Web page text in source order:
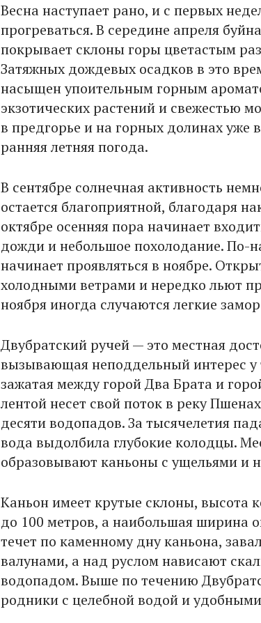
Весна наступает рано, и с первых
прогреваться. В середине апреля
покрывает склоны горы цветастым
Затяжных дождевых осадков в это
насыщен упоительным горным
экзотических растений и свежестью
в предгорье и на горных долинах уже
ранняя летняя погода.
В сентябре солнечная активность
остается благоприятной, благодаря
октябре осенняя пора начинает
дожди и небольшое похолодание. По-
начинает проявляться в ноябре.
холодными ветрами и нередко льют
ноября иногда случаются легкие
Двубратский ручей — это местная
вызывающая неподдельный интерес у
зажатая между горой Два Брата и
лентой несет свой поток в реку
десяти водопадов. За тысячелетия
вода выдолбила глубокие колодцы.
образовывают каньоны с ущельями и
Каньон имеет крутые склоны, высота
до 100 метров, а наибольшая ширина
течет по каменному дну каньона,
валунами, а над руслом нависают
водопадом. Выше по течению
родники с целебной водой и